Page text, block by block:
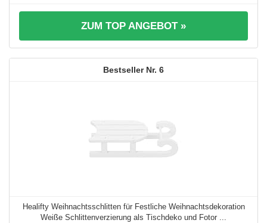
ZUM TOP ANGEBOT »
6
Healifty Weihnachtsschlitten für Festliche Weihnachtsdekoration
Weiße Schlittenverzierung als Tischdeko und Fotor ...